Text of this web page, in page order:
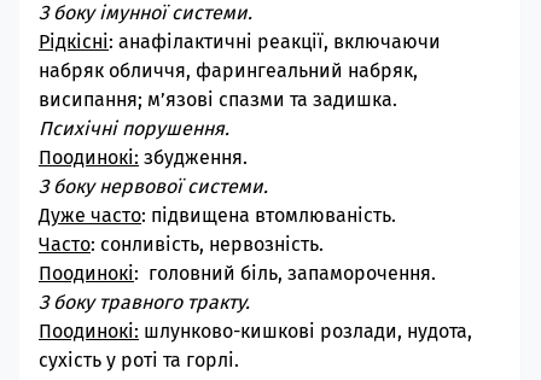
З боку імунної системи.
Рідкісні: анафілактичні реакції, включаючи
набряк обличчя, фарингеальний набряк,
висипання; м’язові спазми та задишка.
Психічні порушення.
Поодинокі: збудження.
З боку нервової системи.
Дуже часто: підвищена втомлюваність.
Часто: сонливість, нервозність.
Поодинокі: головний біль, запаморочення.
З боку травного тракту.
Поодинокі: шлунково-кишкові розлади, нудота,
сухість у роті та горлі.